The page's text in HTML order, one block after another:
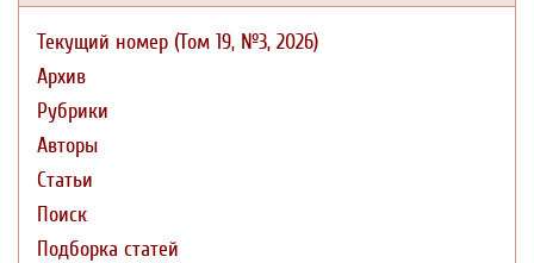
Текущий номер (Том 19, №3, 2026)
Архив
Рубрики
Авторы
Статьи
Поиск
Подборка статей